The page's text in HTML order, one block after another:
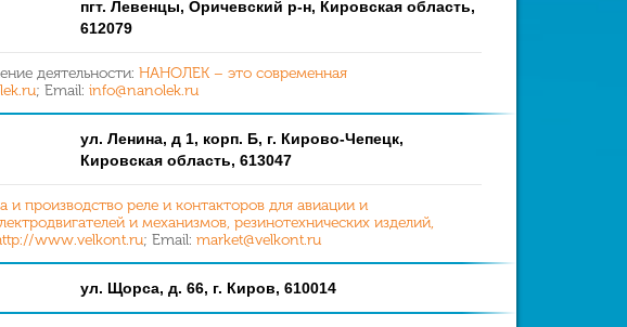
пгт. Левенцы, Оричевский р-н, Кировская область,
612079
деятельности: НАНОЛЕК – это современная
; Email: info@nanolek.ru
ул. Ленина, д 1, корп. Б, г. Кирово-Чепецк,
Кировская область, 613047
и производство реле и контакторов для авиации и
и механизмов, резинотехнических изделий,
www.velkont.ru; Email: market@velkont.ru
ул. Щорса, д. 66, г. Киров, 610014